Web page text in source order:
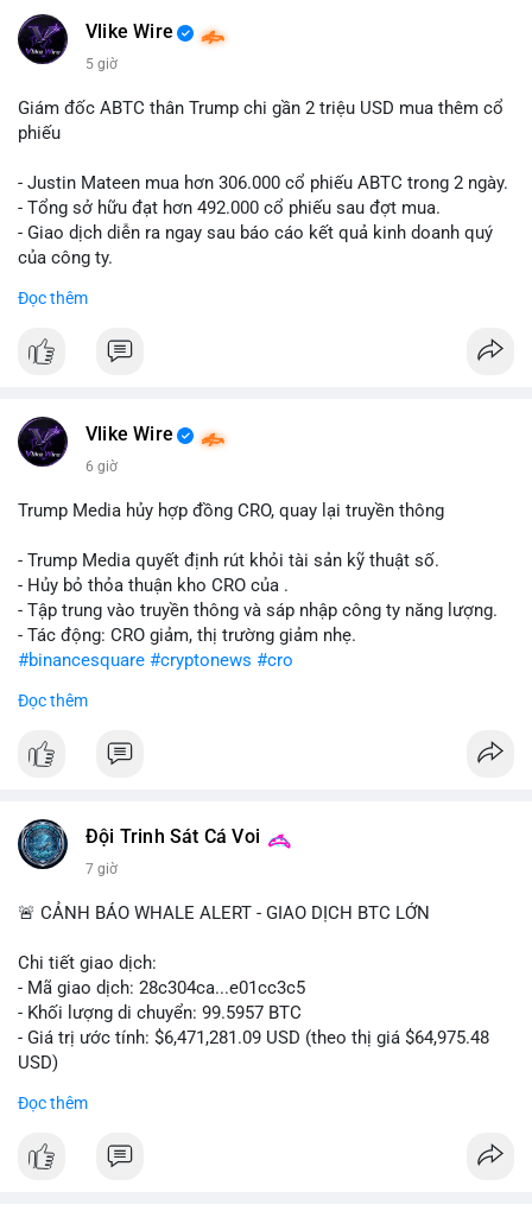
📰 Nguồn: Cointelegraph
Vlike Wire
5 giờ
Giám đốc ABTC thân Trump chi gần 2 triệu USD mua thêm cổ
phiếu
- Justin Mateen mua hơn 306.000 cổ phiếu ABTC trong 2 ngày.
- Tổng sở hữu đạt hơn 492.000 cổ phiếu sau đợt mua.
- Giao dịch diễn ra ngay sau báo cáo kết quả kinh doanh quý
của công ty.
#abtc #cryptonews
$btc $eth
📰 Nguồn: CoinDesk
Đọc thêm
Vlike Wire
6 giờ
Trump Media hủy hợp đồng CRO, quay lại truyền thông
- Trump Media quyết định rút khỏi tài sản kỹ thuật số.
- Hủy bỏ thỏa thuận kho CRO của .
- Tập trung vào truyền thông và sáp nhập công ty năng lượng.
- Tác động: CRO giảm, thị trường giảm nhẹ.
#binancesquare #cryptonews #cro
$cro
#vlikevn #titanbot
Đọc thêm
Đội Trinh Sát Cá Voi
7 giờ
🚨 CẢNH BÁO WHALE ALERT - GIAO DỊCH BTC LỚN
Chi tiết giao dịch:
- Mã giao dịch: 28c304ca...e01cc3c5
- Khối lượng di chuyển: 99.5957 BTC
- Giá trị ước tính: $6,471,281.09 USD (theo thị giá $64,975.48
USD)
giá hơn 6.47 triệu USD, cho thấy dấu hiệu chuyển tiền quy mô
Đọc thêm